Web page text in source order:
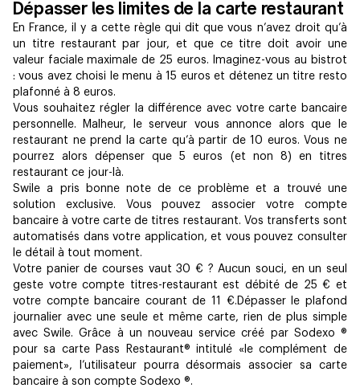
Dépasser les limites de la carte restaurant
En France, il y a cette règle qui dit que vous n’avez droit qu’à
un titre restaurant par jour, et que ce titre doit avoir une
valeur faciale maximale de 25 euros. Imaginez-vous au bistrot
: vous avez choisi le menu à 15 euros et détenez un titre resto
plafonné à 8 euros.
Vous souhaitez régler la différence avec votre carte bancaire
personnelle. Malheur, le serveur vous annonce alors que le
restaurant ne prend la carte qu’à partir de 10 euros. Vous ne
pourrez alors dépenser que 5 euros (et non 8) en titres
restaurant ce jour-là.
Swile a pris bonne note de ce problème et a trouvé une
solution exclusive. Vous pouvez associer votre compte
bancaire à votre carte de titres restaurant. Vos transferts sont
automatisés dans votre application, et vous pouvez consulter
le détail à tout moment.
Votre panier de courses vaut 30 € ? Aucun souci, en un seul
geste votre compte titres-restaurant est débité de 25 € et
votre compte bancaire courant de 11 €.Dépasser le plafond
journalier avec une seule et même carte, rien de plus simple
avec Swile. Grâce à un nouveau service créé par Sodexo ®
pour sa carte Pass Restaurant® intitulé «le complément de
paiement», l’utilisateur pourra désormais associer sa carte
bancaire à son compte Sodexo ®.